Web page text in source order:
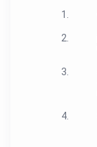
1.
2.
3.
4.